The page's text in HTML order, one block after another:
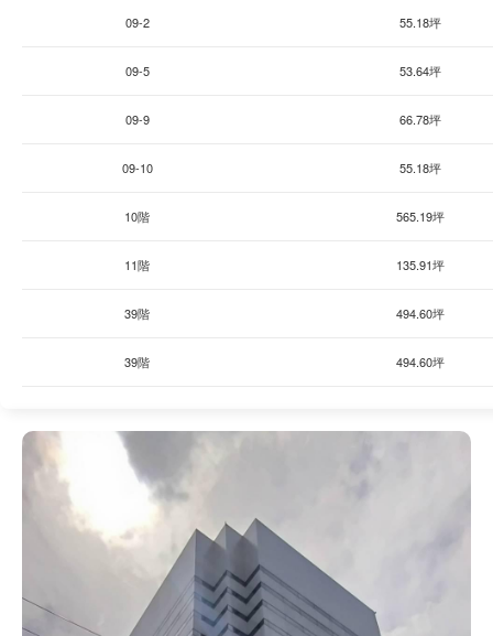
ォーターフロントの開放感ある環境で、働く人の日常をサポー
09-2 55.18坪
09-5 53.64坪
09-9 66.78坪
09-10 55.18坪
10階 565.19坪
11階 135.91坪
39階 494.60坪
39階 494.60坪